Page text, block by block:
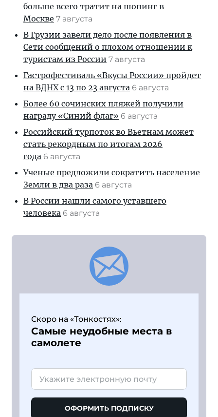
больше всего тратит на шопинг в
Москве 7 августа
В Грузии завели дело после появления в
Сети сообщений о плохом отношении к
туристам из России 7 августа
Гастрофестиваль «Вкусы России» пройдет
на ВДНХ с 13 по 23 августа 6 августа
Более 60 сочинских пляжей получили
награду «Синий флаг» 6 августа
Российский турпоток во Вьетнам может
стать рекордным по итогам 2026
года 6 августа
Ученые предложили сократить население
Земли в два раза 6 августа
В России нашли самого уставшего
человека 6 августа
Скоро на «Тонкостях»:
Самые неудобные места в
самолете
ОФОРМИТЬ ПОДПИСКУ